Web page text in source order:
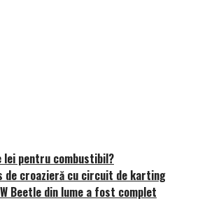
lei pentru combustibil?
de croazieră cu circuit de karting
Beetle din lume a fost complet